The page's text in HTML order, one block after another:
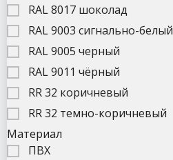
RAL 8017 шоколад
RAL 9003 сигнально-белый
RAL 9005 черный
RAL 9011 чёрный
RR 32 коричневый
RR 32 темно-коричневый
Материал
ПВХ